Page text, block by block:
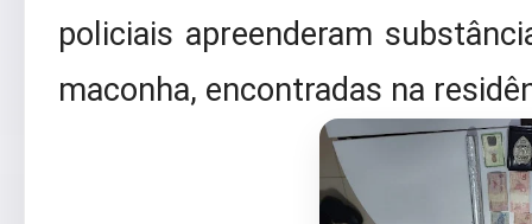
policiais apreenderam
maconha, encontradas na